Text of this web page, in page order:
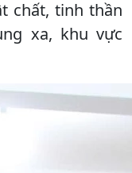
chất, tinh thần
xa, khu vực